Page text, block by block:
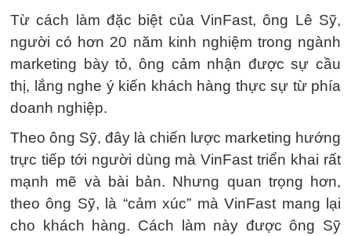
Từ cách làm đặc biệt của VinFast, ông Lê Sỹ,
người có hơn 20 năm kinh nghiệm trong ngành
marketing bày tỏ, ông cảm nhận được sự cầu
thị, lắng nghe ý kiến khách hàng thực sự từ phía
doanh nghiệp.
Theo ông Sỹ, đây là chiến lược marketing hướng
trực tiếp tới người dùng mà VinFast triển khai rất
mạnh mẽ và bài bản. Nhưng quan trọng hơn,
theo ông Sỹ, là “cảm xúc” mà VinFast mang lại
cho khách hàng. Cách làm này được ông Sỹ